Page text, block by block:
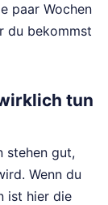
paar Wochen
du bekommst
tun
stehen gut,
Wenn du
ist hier die